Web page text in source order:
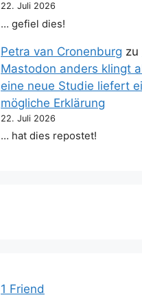
22. Juli 2026
… gefiel dies!
Petra van Cronenburg zu
Mastodon anders klingt
eine neue Studie liefert
mögliche Erklärung
22. Juli 2026
… hat dies repostet!
1 Friend